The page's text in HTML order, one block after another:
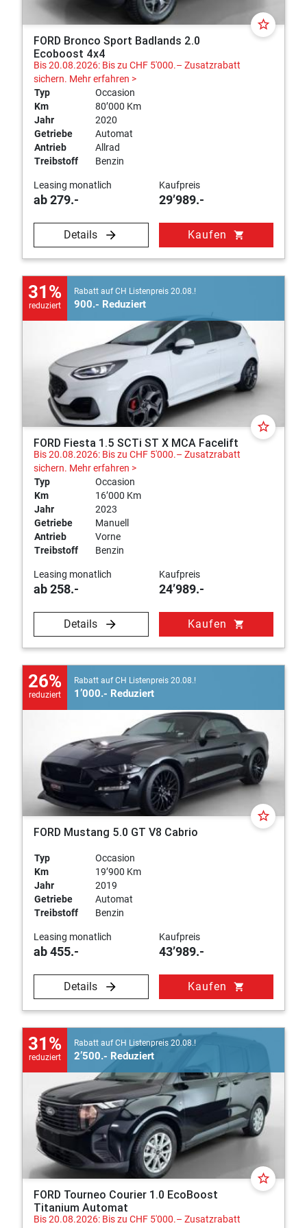
star_border
FORD Bronco Sport Badlands 2.0
Ecoboost 4x4
Bis 20.08.2026: Bis zu CHF 5'000.– Zusatzrabatt
sichern. Mehr erfahren >
Typ
Occasion
Km
80’000 Km
Jahr
2020
Getriebe
Automat
Antrieb
Allrad
Treibstoff
Benzin
Leasing monatlich
ab 279.-
Kaufpreis
29’989.-
Details Kaufen shopping_cart
31%
reduziert
Rabatt auf CH Listenpreis 20.08.!
900.- Reduziert
star_border
FORD Fiesta 1.5 SCTi ST X MCA Facelift
Bis 20.08.2026: Bis zu CHF 5'000.– Zusatzrabatt
sichern. Mehr erfahren >
Typ
Occasion
Km
16’000 Km
Jahr
2023
Getriebe
Manuell
Antrieb
Vorne
Treibstoff
Benzin
Leasing monatlich
ab 258.-
Kaufpreis
24’989.-
Details Kaufen shopping_cart
26%
reduziert
Rabatt auf CH Listenpreis 20.08.!
1’000.- Reduziert
star_border
FORD Mustang 5.0 GT V8 Cabrio
Typ
Occasion
Km
19’900 Km
Jahr
2019
Getriebe
Automat
Treibstoff
Benzin
Leasing monatlich
ab 455.-
Kaufpreis
43’989.-
Details Kaufen shopping_cart
31%
reduziert
Rabatt auf CH Listenpreis 20.08.!
2’500.- Reduziert
star_border
FORD Tourneo Courier 1.0 EcoBoost
Titanium Automat
Bis 20.08.2026: Bis zu CHF 5'000.– Zusatzrabatt